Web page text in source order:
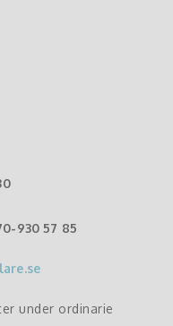
930 57 85
under ordinarie